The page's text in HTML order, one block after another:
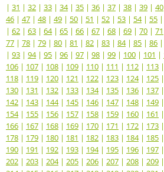
| 31 | 32 | 33 | 34| 35 | 36 | 37 | 38 | 39 | 40
46 | 47 | 48 | 49 | 50 | 51 | 52 | 53 | 54| 55 |
| 62 | 63 | 64| 65 | 66 | 67 | 68 | 69 | 70 | 71
77 | 78 | 79 | 80 | 81 | 82 | 83 | 84| 85 | 86 |
| 93 | 94| 95 | 96 | 97 | 98 | 99 | 100 | 101 |
106 | 107 | 108 | 109 | 110 | 111 | 112 | 113 |
118 | 119 | 120 | 121 | 122 | 123 | 124| 125 |
130 | 131 | 132 | 133 | 134| 135 | 136 | 137 |
142 | 143 | 144| 145 | 146 | 147 | 148 | 149 |
154| 155 | 156 | 157 | 158 | 159 | 160 | 161 |
166 | 167 | 168 | 169 | 170 | 171 | 172 | 173 |
178 | 179 | 180 | 181 | 182 | 183 | 184| 185 |
190 | 191 | 192 | 193 | 194| 195 | 196 | 197 |
202 | 203 | 204| 205 | 206 | 207 | 208 | 209 |